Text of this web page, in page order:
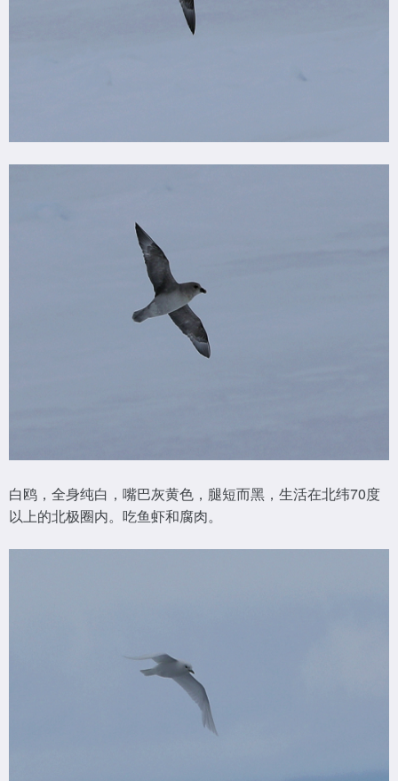
白鸥，全身纯白，嘴巴灰黄色，腿短而黑，生活在北纬70度
以上的北极圈内。吃鱼虾和腐肉。